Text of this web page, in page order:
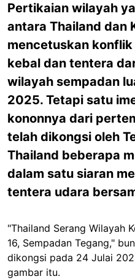
Pertikaian wilayah
antara Thailand dan
mencetuskan
kebal dan tentera
wilayah sempadan
2025. Tetapi satu
kononnya dari
telah dikongsi oleh
Thailand beberapa
dalam satu siaran
tentera udara
"Thailand Serang Wilayah
16, Sempadan Tegang,"
dikongsi pada 24 Julai
gambar itu.